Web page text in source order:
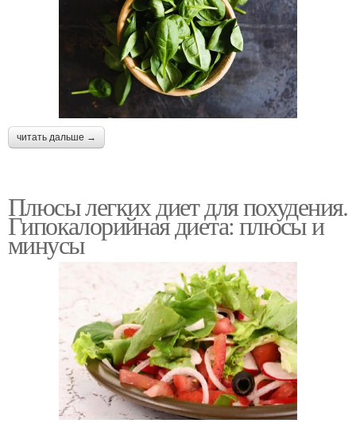
читать дальше →
Плюсы легких диет для похудения.
Гипокалорийная диета: плюсы и
минусы